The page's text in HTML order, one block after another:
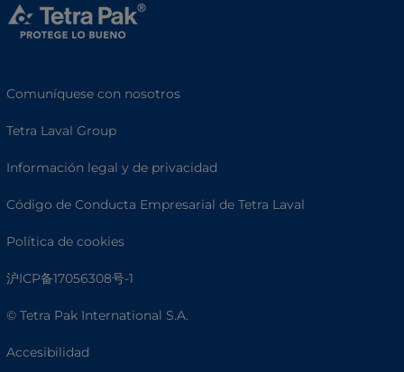
Comuníquese con nosotros
Tetra Laval Group
Información legal y de privacidad
Código de Conducta Empresarial de Tetra Laval
Política de cookies
沪ICP备17056308号-1
© Tetra Pak International S.A.
Accesibilidad